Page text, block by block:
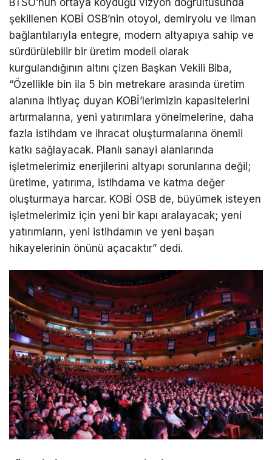
şekillenen KOBİ OSB’nin otoyol, demiryolu ve liman
bağlantılarıyla entegre, modern altyapıya sahip ve
sürdürülebilir bir üretim modeli olarak
kurgulandığının altını çizen Başkan Vekili Biba,
“Özellikle bin ila 5 bin metrekare arasında üretim
alanına ihtiyaç duyan KOBİ’lerimizin kapasitelerini
artırmalarına, yeni yatırımlara yönelmelerine, daha
fazla istihdam ve ihracat oluşturmalarına önemli
katkı sağlayacak. Planlı sanayi alanlarında
işletmelerimiz enerjilerini altyapı sorunlarına değil;
üretime, yatırıma, istihdama ve katma değer
oluşturmaya harcar. KOBİ OSB de, büyümek isteyen
işletmelerimiz için yeni bir kapı aralayacak; yeni
yatırımların, yeni istihdamın ve yeni başarı
hikayelerinin önünü açacaktır” dedi.